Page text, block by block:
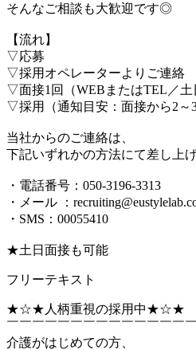
そんなご相談も大歓迎です◎
【流れ】
▽応募
▽採用オペレーターよりご連絡
▽面接1回（WEBまたはTEL／土
▽採用（通知目安：面接から2～3
当社からのご連絡は、
下記いずれかの方法にて差し上げ
・電話番号：050-3196-3313
・メール ：
・SMS：00055410
★土日面接も可能
フリーテキスト
★☆★人柄重視の採用中★☆★
￣￣￣￣￣￣￣￣￣￣￣￣￣￣
介護がはじめての方、